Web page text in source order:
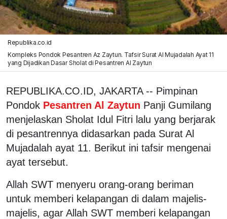
Republika.co.id
Kompleks Pondok Pesantren Az Zaytun. Tafsir Surat Al Mujadalah Ayat 11
yang Dijadikan Dasar Sholat di Pesantren Al Zaytun
REPUBLIKA.CO.ID, JAKARTA -- Pimpinan
Pondok Pesantren Al Zaytun Panji Gumilang
menjelaskan Sholat Idul Fitri lalu yang berjarak
di pesantrennya didasarkan pada Surat Al
Mujadalah ayat 11. Berikut ini tafsir mengenai
ayat tersebut.
Allah SWT menyeru orang-orang beriman
untuk memberi kelapangan di dalam majelis-
majelis, agar Allah SWT memberi kelapangan